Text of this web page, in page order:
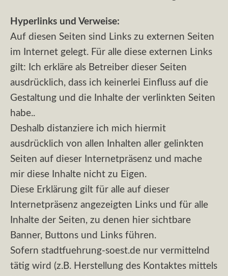
Hyperlinks und Verweise:
Auf diesen Seiten sind Links zu externen Seiten
im Internet gelegt. Für alle diese externen Links
gilt: Ich erkläre als Betreiber dieser Seiten
ausdrücklich, dass ich keinerlei Einfluss auf die
Gestaltung und die Inhalte der verlinkten Seiten
habe..
Deshalb distanziere ich mich hiermit
ausdrücklich von allen Inhalten aller gelinkten
Seiten auf dieser Internetpräsenz und mache
mir diese Inhalte nicht zu Eigen.
Diese Erklärung gilt für alle auf dieser
Internetpräsenz angezeigten Links und für alle
Inhalte der Seiten, zu denen hier sichtbare
Banner, Buttons und Links führen.
Sofern stadtfuehrung-soest.de nur vermittelnd
tätig wird (z.B. Herstellung des Kontaktes mittels